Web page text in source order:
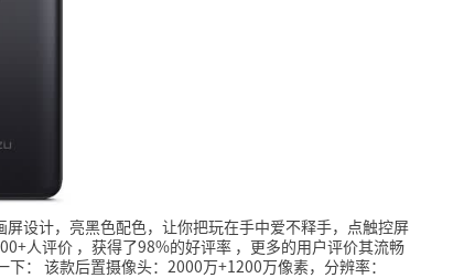
设计，亮黑色配色，让你把玩在手中爱不释手，点触控屏
人评价 ，获得了98%的好评率 ，更多的用户评价其流畅
： 该款后置摄像头：2000万+1200万像素，分辨率：